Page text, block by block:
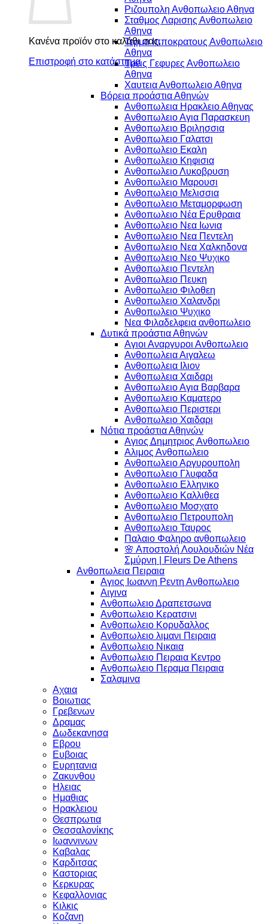
Κανένα προϊόν στο καλάθι σας.
Επιστροφή στο κατάστημα
Ριζουπολη Ανθοπωλειο Αθηνα
Σταθμος Λαρισης Ανθοπωλειο
Αθηνα
Τερμα Ιπποκρατους Ανθοπωλειο
Αθηνα
Τρεις Γεφυρες Ανθοπωλειο
Αθηνα
Χαυτεια Ανθοπωλειο Αθηνα
Βόρεια προάστια Αθηνών
Ανθοπωλεια Ηρακλειο Αθηνας
Ανθοπωλειο Αγια Παρασκευη
Ανθοπωλειο Βριλησσια
Ανθοπωλειο Γαλατσι
Ανθοπωλειο Εκαλη
Ανθοπωλειο Κηφισια
Ανθοπωλειο Λυκοβρυση
Ανθοπωλειο Μαρουσι
Ανθοπωλειο Μελισσια
Ανθοπωλειο Μεταμορφωση
Ανθοπωλειο Νέα Ερυθραια
Ανθοπωλειο Νεα Ιωνια
Ανθοπωλειο Νεα Πεντελη
Ανθοπωλειο Νεα Χαλκηδονα
Ανθοπωλειο Νεο Ψυχικο
Ανθοπωλειο Πεντελη
Ανθοπωλειο Πευκη
Ανθοπωλειο Φιλοθεη
Ανθοπωλειο Χαλανδρι
Ανθοπωλειο Ψυχικο
Νεα Φιλαδελφεια ανθοπωλειο
Δυτικά προάστια Αθηνών
Αγιοι Αναργυροι Ανθοπωλειο
Ανθοπωλεια Αιγαλεω
Ανθοπωλεια Ιλιον
Ανθοπωλεια Χαιδαρι
Ανθοπωλειο Αγια Βαρβαρα
Ανθοπωλειο Καματερο
Ανθοπωλειο Περιστερι
Ανθοπωλειο Χαιδαρι
Νότια προάστια Αθηνών
Αγιος Δημητριος Ανθοπωλειο
Αλιμος Ανθοπωλειο
Ανθοπωλειο Αργυρουπολη
Ανθοπωλειο Γλυφαδα
Ανθοπωλειο Ελληνικο
Ανθοπωλειο Καλλιθεα
Ανθοπωλειο Μοσχατο
Ανθοπωλειο Πετρουπολη
Ανθοπωλειο Ταυρος
Παλαιο Φαληρο ανθοπωλειο
🌸 Αποστολή Λουλουδιών Νέα
Σμύρνη | Fleurs De Athens
Ανθοπωλεια Πειραια
Αγιος Ιωαννη Ρεντη Ανθοπωλειο
Αιγινα
Ανθοπωλειο Δραπετσωνα
Ανθοπωλειο Κερατσινι
Ανθοπωλειο Κορυδαλλος
Ανθοπωλειο λιμανι Πειραια
Ανθοπωλειο Νικαια
Ανθοπωλειο Πειραια Κεντρο
Ανθοπωλειο Περαμα Πειραια
Σαλαμινα
Αχαια
Βοιωτιας
Γρεβενων
Δραμας
Δωδεκανησα
Εβρου
Ευβοιας
Ευρητανια
Ζακυνθου
Ηλειας
Ημαθιας
Ηρακλειου
Θεσπρωτια
Θεσσαλονίκης
Ιωαννινων
Καβαλας
Καρδιτσας
Καστοριας
Κερκυρας
Κεφαλλονιας
Κιλκις
Κοζανη